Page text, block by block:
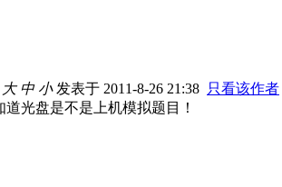
大 中 小发表于 2011-8-26 21:38 只看该作者
道光盘是不是上机模拟题目！